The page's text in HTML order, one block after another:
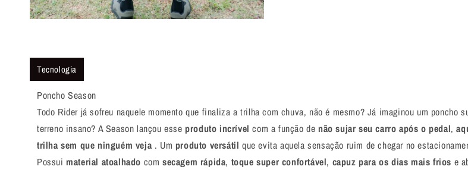
Tecnologia
Poncho Season
Todo Rider já sofreu naquele momento que finaliza a trilha com chuva, não é mesmo? Já imaginou um poncho
terreno insano? A Season lançou esse produto incrível com a função de não sujar seu carro após o pedal,
trilha sem que ninguém veja. Um produto versátil que evita aquela sensação ruim de chegar no
Possui material atoalhado comsecagem rápida, toque super confortável, capuz para os dias mais frios e